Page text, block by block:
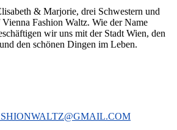
& Marjorie, drei Schwestern und
Fashion Waltz. Wie der Name
wir uns mit der Stadt Wien, den
den schönen Dingen im Leben.